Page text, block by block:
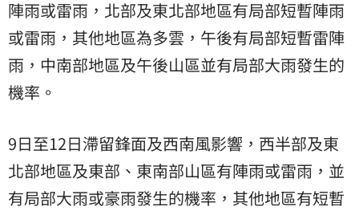
陣雨或雷雨，北部及東北部地區有局部短暫陣雨
或雷雨，其他地區為多雲，午後有局部短暫雷陣
雨，中南部地區及午後山區並有局部大雨發生的
機率。
9日至12日滯留鋒面及西南風影響，西半部及東
北部地區及東部、東南部山區有陣雨或雷雨，並
有局部大雨或豪雨發生的機率，其他地區有短暫